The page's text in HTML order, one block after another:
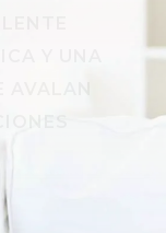
Y UNA